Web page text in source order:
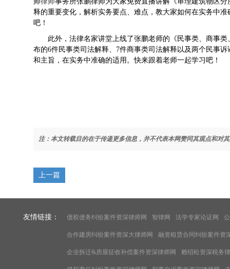
释的重要变化，解析实务要点、难点，教大家如何在实务中
吧！
此外 ，法律名家讲堂上线了张鹏老师的 《民事类、商事
布的6件民事类司法解释、7件商事类司法解释以及两个民事
和主旨，在实务中准确的适用。快来跟着老师一起学习吧！
注：本文转载目的在于传递更多信息，并不代表本网赞同其观点和对
上一篇
友情链接： 债权债务纠纷案件资深律师网 智律网 法学专家论证网
合作建房纠纷案件资深大律师网 融资租赁合同纠纷案件资
企业拆迁&房屋征收补偿案件资深律师网 赖绍松资深税务